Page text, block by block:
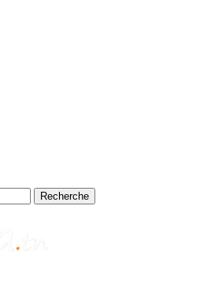
Recherche